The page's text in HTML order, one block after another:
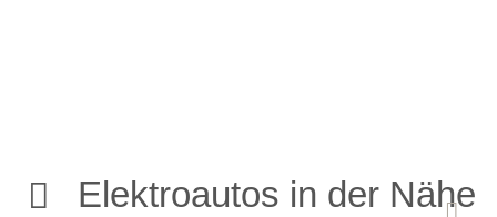
Elektroautos in der Nähe